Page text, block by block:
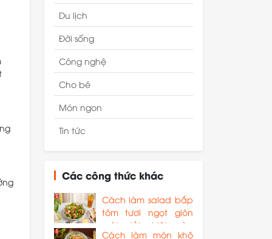
Du lịch
Đời sống
Công nghệ
Cho bé
Món ngon
Tin tức
Các công thức khác
Cách làm salad bắp
tôm tươi ngọt giòn
mát giải nhiệt mùa
Cách làm món khô